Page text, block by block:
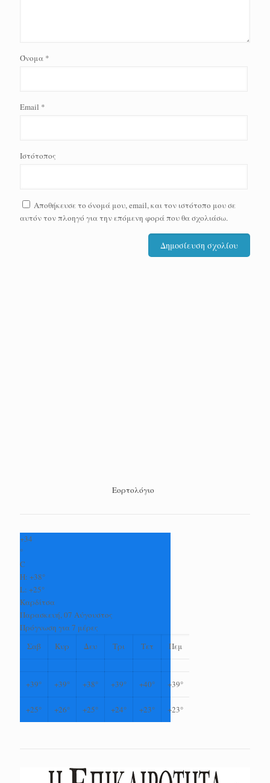
Όνομα *
Email *
Ιστότοπος
Αποθήκευσε το όνομά μου, email, και τον ιστότοπο μου σε
αυτόν τον πλοηγό για την επόμενη φορά που θα σχολιάσω.
Εορτολόγιο
+34
°
C
H: +38°
L: +25°
Καρδίτσα
Παρασκευή, 07 Αύγουστος
Πρόγνωση για 7 μέρες
Σαβ
Κυρ Δευ Τρι Τετ Πεμ
+39° +39° +38° +39° +40° +39°
+25° +26° +25° +24° +23° +23°